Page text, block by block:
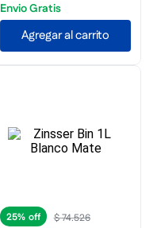
Envio Gratis
Agregar al carrito
25% $74.526